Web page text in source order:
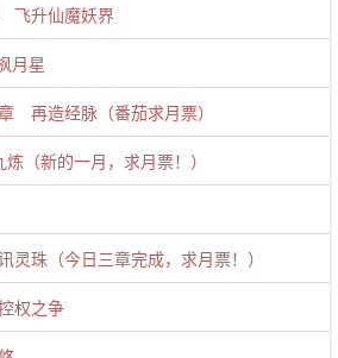
升仙魔妖界
月星
造经脉（番茄求月票）
（新的一月，求月票！）
珠（今日三章完成，求月票！）
权之争